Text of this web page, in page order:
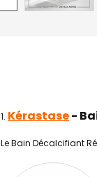
Kérastase-
Le Bain Décalcifiant